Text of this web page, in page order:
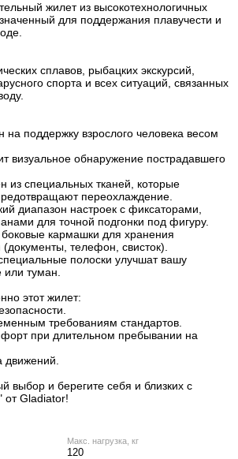
жилет из высокотехнологичных
для поддержания плавучести и
сплавов, рыбацких экскурсий,
спорта и всех ситуаций, связанных
на поддержку взрослого человека весом
визуальное обнаружение пострадавшего
из специальных тканей, которые
переохлаждение.
диапазон настроек с фиксаторами,
для точной подгонки под фигуру.
кармашки для хранения
телефон, свисток).
полоски улучшат вашу
или туман.
этот жилет:
требованиям стандартов.
при длительном пребывании на
движений.
выбор и берегите себя и близких с
Gladiator!
Макс. нагрузка, кг
120